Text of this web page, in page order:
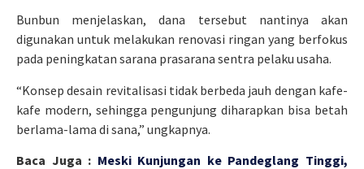
Bunbun menjelaskan, dana tersebut nantinya akan
digunakan untuk melakukan renovasi ringan yang berfokus
pada peningkatan sarana prasarana sentra pelaku usaha.
“Konsep desain revitalisasi tidak berbeda jauh dengan kafe-
kafe modern, sehingga pengunjung diharapkan bisa betah
berlama-lama di sana,” ungkapnya.
Baca Juga : Meski Kunjungan ke Pandeglang Tinggi,